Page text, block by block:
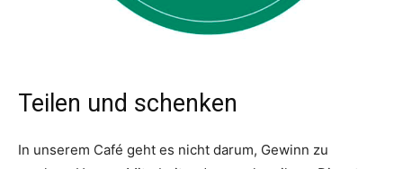
Teilen und schenken
In unserem Café geht es nicht darum, Gewinn zu